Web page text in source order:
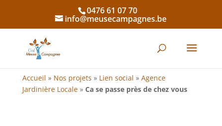
0476 61 07 70
info@meusecampagnes.be
Accueil » Nos projets » Lien social » Agence
Jardinière Locale» Ca se passe près de chez vous